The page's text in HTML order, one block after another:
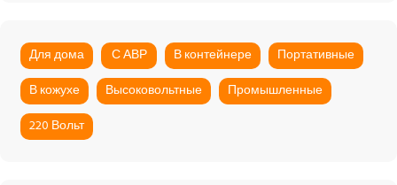
Для дома С АВР В контейнере
Портативные
В кожухе
Высоковольтные
Промышленные
220 Вольт